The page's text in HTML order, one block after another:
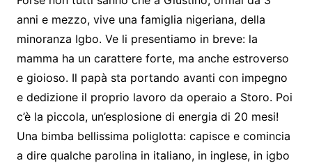
anni e mezzo, vive una famiglia nigeriana, della
minoranza Igbo. Ve li presentiamo in breve: la
mamma ha un carattere forte, ma anche estroverso
e gioioso. Il papà sta portando avanti con impegno
e dedizione il proprio lavoro da operaio a Storo. Poi
c’è la piccola, un’esplosione di energia di 20 mesi!
Una bimba bellissima poliglotta: capisce e comincia
a dire qualche parolina in italiano, in inglese, in igbo